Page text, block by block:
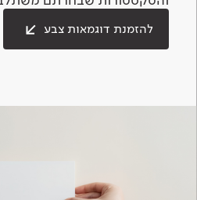
להזמנת דוגמאות צבע